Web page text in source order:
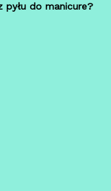
pyłu do manicure?